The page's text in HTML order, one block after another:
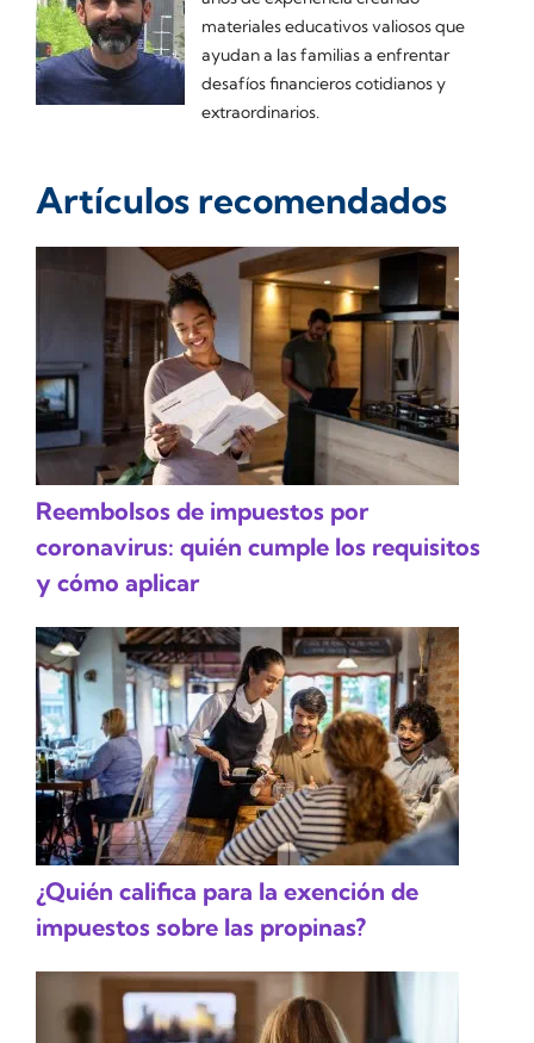
materiales educativos valiosos que
ayudan a las familias a enfrentar
desafíos financieros cotidianos y
extraordinarios.
Artículos recomendados
Reembolsos de impuestos por
coronavirus: quién cumple los requisitos
y cómo aplicar
¿Quién califica para la exención de
impuestos sobre las propinas?